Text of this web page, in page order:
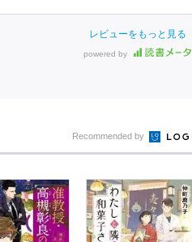
レビューをもっと見る
powered by
Recommended by